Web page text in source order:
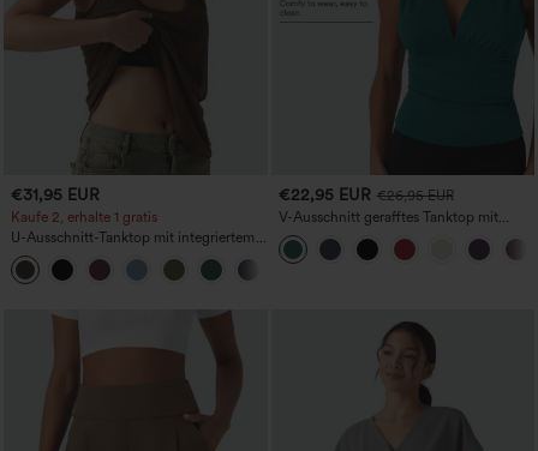
€31,95 EUR
Kaufe 2, erhalte 1 gratis
U-Ausschnitt-Tanktop mit integriertem
BH, locker geschnitten, lässig
€22,95 EUR €26,95 EUR
V-Ausschnitt gerafftes Tanktop mit
integriertem BH für die Arbeit